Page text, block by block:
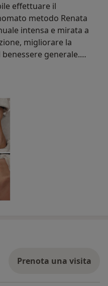
effettuare il
metodo Renata
intensa e mirata a
migliorare la
generale.
appuntamento in
Prenota una visita